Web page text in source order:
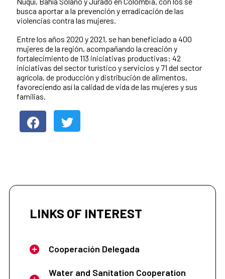
busca aportar a la prevención y erradicación de las
violencias contra las mujeres.
Entre los años 2020 y 2021, se han beneficiado a 400
mujeres de la región, acompañando la creación y
fortalecimiento de 113 iniciativas productivas: 42
iniciativas del sector turístico y servicios y 71 del sector
agrícola, de producción y distribución de alimentos,
favoreciendo así la calidad de vida de las mujeres y sus
familias.
LINKS OF INTEREST
Cooperación Delegada
Water and Sanitation Cooperation